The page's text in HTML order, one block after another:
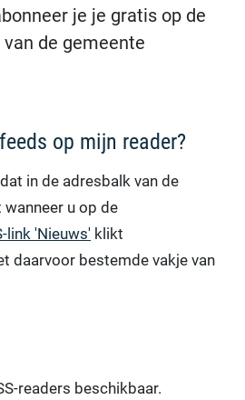
je je gratis op de
van de gemeente
op mijn reader?
in de adresbalk van de
u op de
link 'Nieuws' klikt
daarvoor bestemde vakje van
readers beschikbaar.